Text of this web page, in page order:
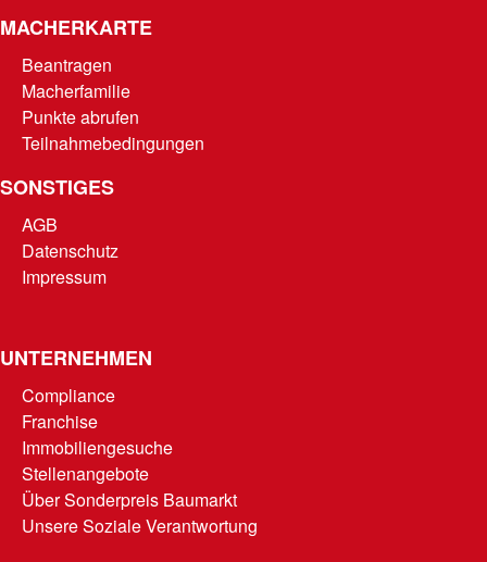
MACHERKARTE
Beantragen
Macherfamilie
Punkte abrufen
Teilnahmebedingungen
SONSTIGES
AGB
Datenschutz
Impressum
UNTERNEHMEN
Compliance
Franchise
Immobiliengesuche
Stellenangebote
Über Sonderpreis Baumarkt
Unsere Soziale Verantwortung